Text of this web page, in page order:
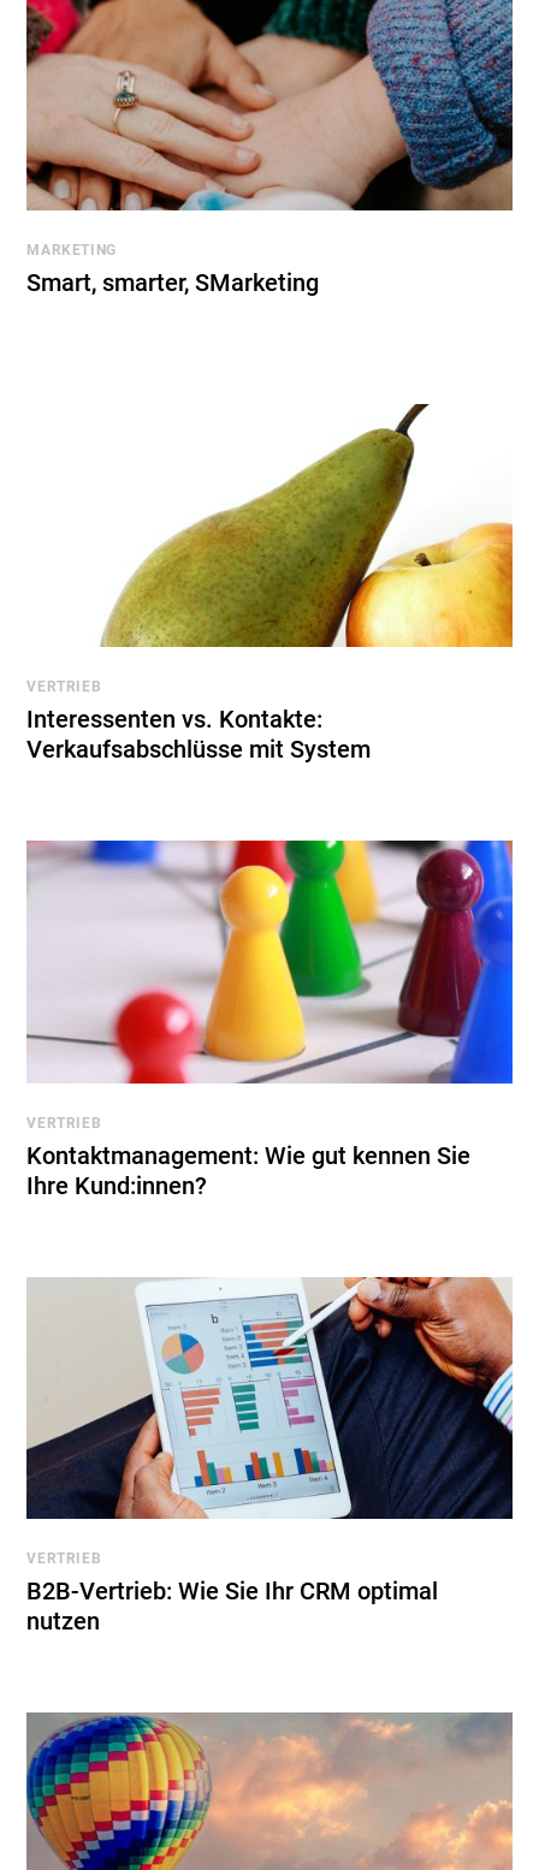
MARKETING
Smart, smarter, SMarketing
VERTRIEB
Interessenten vs. Kontakte:
Verkaufsabschlüsse mit System
VERTRIEB
Kontaktmanagement: Wie gut kennen Sie
Ihre Kund:innen?
VERTRIEB
B2B-Vertrieb: Wie Sie Ihr CRM optimal
nutzen